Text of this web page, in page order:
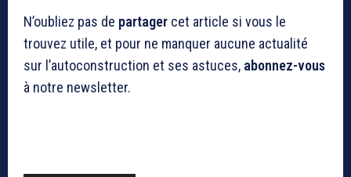
N’oubliez pas de partager cet article si vous le
trouvez utile, et pour ne manquer aucune actualité
sur l’autoconstruction et ses astuces, abonnez-vous
à notre newsletter.